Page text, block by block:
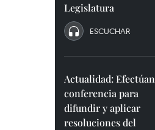
Legislatura
ESCUCHAR
Actualidad: Efectúan
conferencia para
difundir y aplicar
resoluciones del